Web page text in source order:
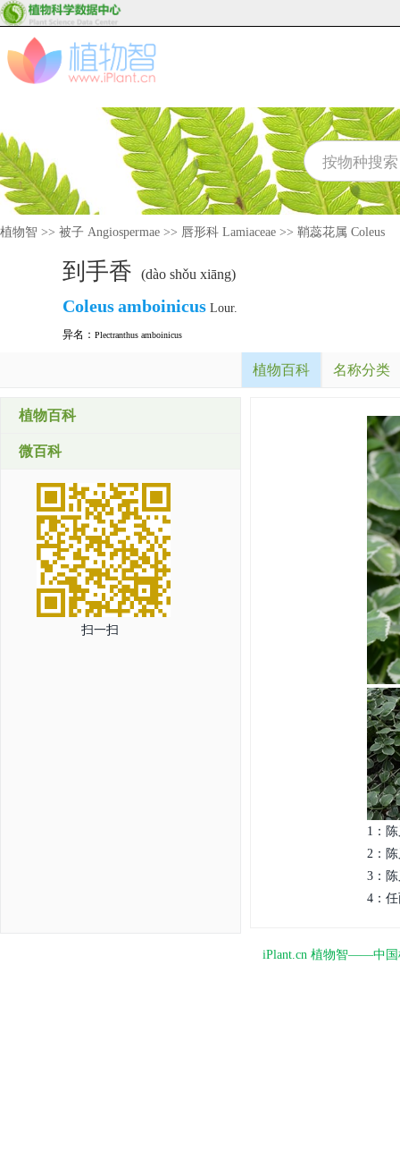
植物智 >> 被子 Angiospermae >> 唇形科 Lamiaceae >> 鞘蕊花属 Coleus
到手香 (dào shǒu xiāng)
Coleusamboinicus Lour.
异名： Plectranthus amboinicus
植物百科 名称分类
植物百科
微百科
扫一扫
1：
2：
3：
4：
iPlant.cn 植物智——中国